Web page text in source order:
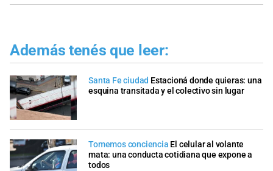
Además tenés que leer:
Santa Fe ciudad Estacioná donde quieras: una
esquina transitada y el colectivo sin lugar
Tomemos conciencia El celular al volante
mata: una conducta cotidiana que expone a
todos